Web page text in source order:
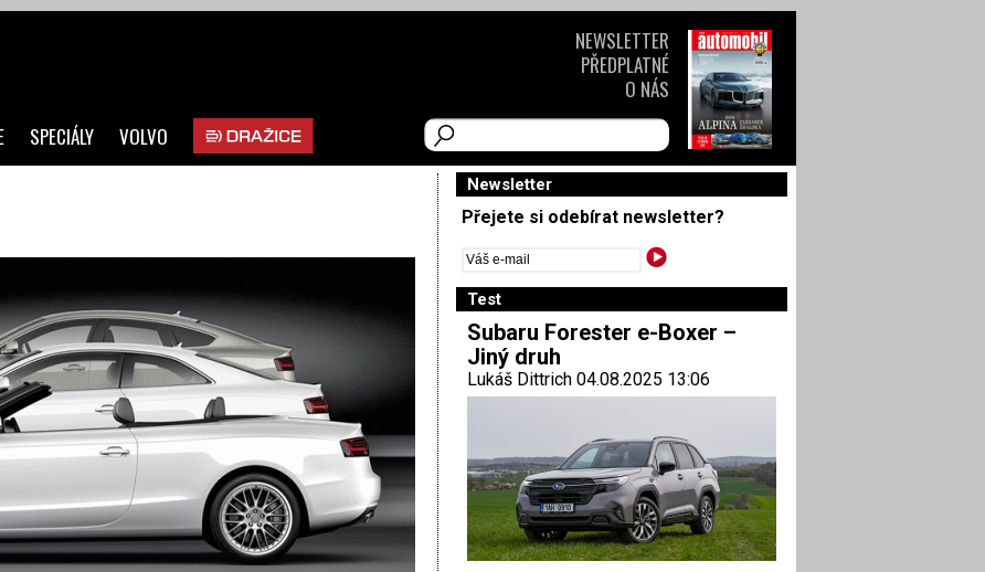
Newsletter
Přejete si odebírat newsletter?
Test
Subaru Forester e-Boxer –
Jiný druh
Lukáš Dittrich 04.08.2025 13:06
SPECIÁLY VOLVO
NEWSLETTER
PŘEDPLATNÉ
O NÁS